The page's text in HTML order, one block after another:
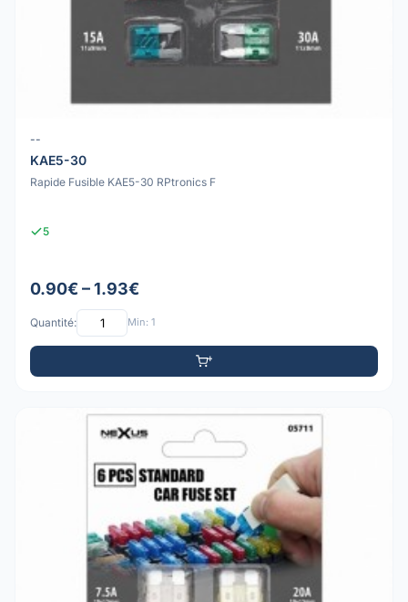
--
KAE5-30
Rapide Fusible KAE5-30 RPtronics F
5
0.90€ – 1.93€
Quantité: Min: 1